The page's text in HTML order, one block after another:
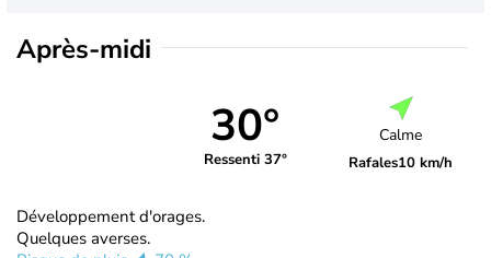
Après-midi
30°
Ressenti 37°
Calme
Rafales10 km/h
Développement d'orages.
Quelques averses.